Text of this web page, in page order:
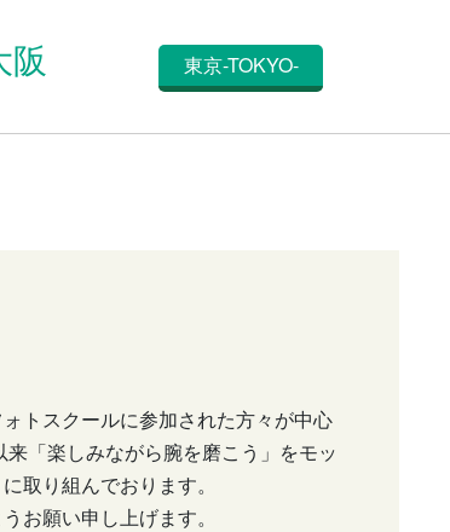
東京-TOKYO-
トスクールに参加された方々が中心
「楽しみながら腕を磨こう」をモッ
取り組んでおります。
お願い申し上げます。